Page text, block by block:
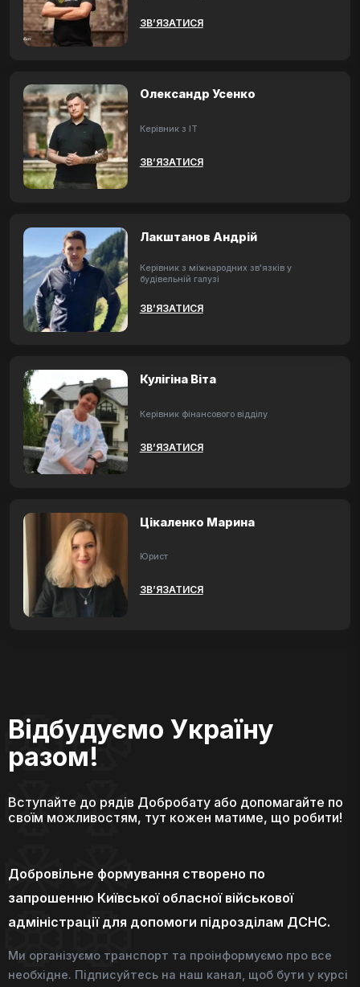
ЗВ’ЯЗАТИСЯ
Олександр Усенко
Керівник з ІТ
ЗВ’ЯЗАТИСЯ
Лакштанов Андрій
Керівник з міжнародних зв'язків у
будівельній галузі
ЗВ’ЯЗАТИСЯ
Кулігіна Віта
Керівник фінансового відділу
ЗВ’ЯЗАТИСЯ
Цікаленко Марина
Юрист
ЗВ’ЯЗАТИСЯ
Відбудуємо Україну
разом!
Вступайте до рядів Добробату або допомагайте по
своїм можливостям, тут кожен матиме, що робити!
Добровільне формування створено по
запрошенню Київської обласної військової
адміністрації для допомоги підрозділам ДСНС.
Ми організуємо транспорт та проінформуємо про все
необхідне. Підписуйтесь на наш канал, щоб бути у курсі